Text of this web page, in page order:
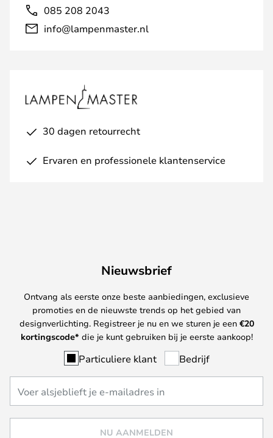
085 208 2043
info@lampenmaster.nl
30 dagen retourrecht
Ervaren en professionele klantenservice
Nieuwsbrief
Ontvang als eerste onze beste aanbiedingen, exclusieve
promoties en de nieuwste trends op het gebied van
designverlichting. Registreer je nu en we sturen je een €20
kortingscode* die je kunt gebruiken bij je eerste aankoop!
Particuliere klant Bedrijf
NU AANMELDEN